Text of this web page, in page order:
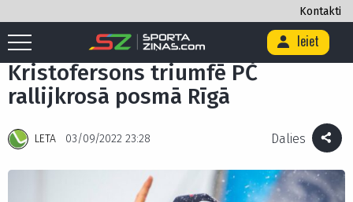
Kontakti
Ieiet
Sākums Auto/Moto / Kristofersons triumfē PČ rallijkrosā posmā Rīgā
Kristofersons triumfē PČ
rallijkrosā posmā Rīgā
LETA 03/09/2022 23:28 Dalies